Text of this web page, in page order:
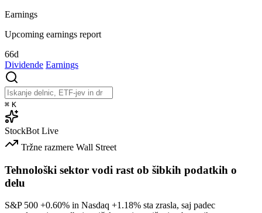
Earnings
Upcoming earnings report
66d
Dividende Earnings
⌘ K
StockBot Live
Tržne razmere Wall Street
Tehnološki sektor vodi rast ob šibkih podatkih o
delu
S&P 500 +0.60% in Nasdaq +1.18% sta zrasla, saj padec